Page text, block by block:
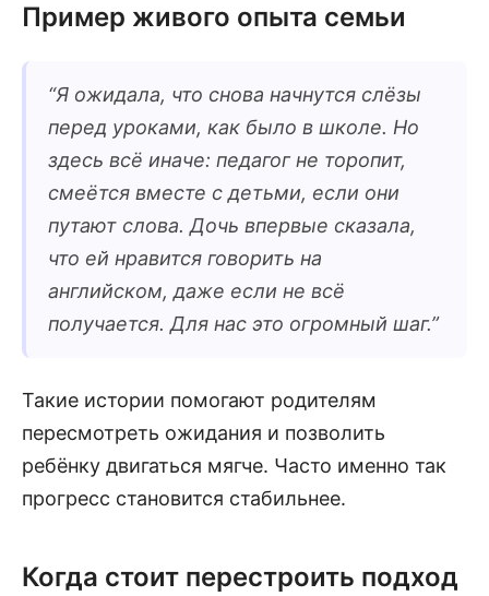
Пример живого опыта семьи
“Я ожидала, что снова начнутся слёзы
перед уроками, как было в школе. Но
здесь всё иначе: педагог не торопит,
смеётся вместе с детьми, если они
путают слова. Дочь впервые сказала,
что ей нравится говорить на
английском, даже если не всё
получается. Для нас это огромный шаг.”
Такие истории помогают родителям
пересмотреть ожидания и позволить
ребёнку двигаться мягче. Часто именно так
прогресс становится стабильнее.
Когда стоит перестроить подход